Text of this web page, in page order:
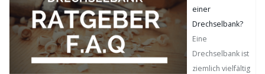
einer
Drechselbank?
Eine
Drechselbank ist
ziemlich vielfältig